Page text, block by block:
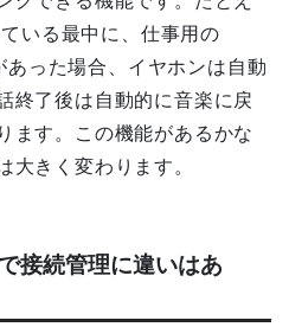
いる最中に、仕事用の
った場合、イヤホンは自動
終了後は自動的に音楽に戻
ます。この機能があるかな
大きく変わります。
接続管理に違いはあ